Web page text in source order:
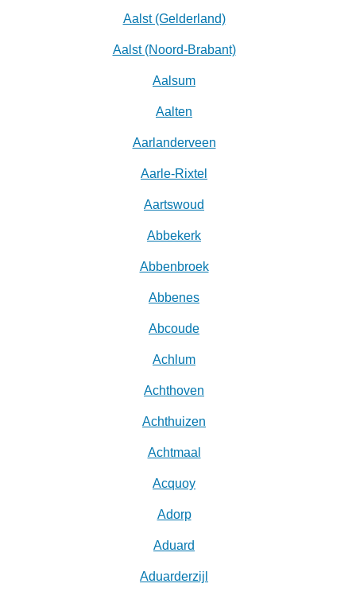
Aalst (Gelderland)
Aalst (Noord-Brabant)
Aalsum
Aalten
Aarlanderveen
Aarle-Rixtel
Aartswoud
Abbekerk
Abbenbroek
Abbenes
Abcoude
Achlum
Achthoven
Achthuizen
Achtmaal
Acquoy
Adorp
Aduard
Aduarderzijl